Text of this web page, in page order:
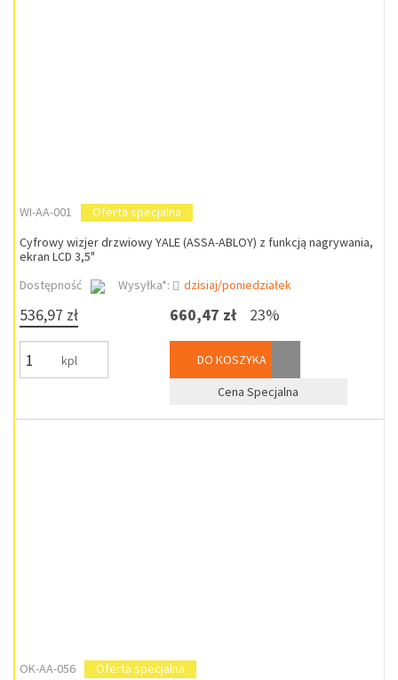
WI-AA-001
Oferta specjalna
Cyfrowy wizjer drzwiowy YALE (ASSA-ABLOY) z funkcją nagrywania,
ekran LCD 3,5"
Dostępność
Wysyłka*: dzisiaj/poniedziałek
536,97 zł
kpl
660,47 zł 23%
DO KOSZYKA
Cena Specjalna
OK-AA-056
Oferta specjalna